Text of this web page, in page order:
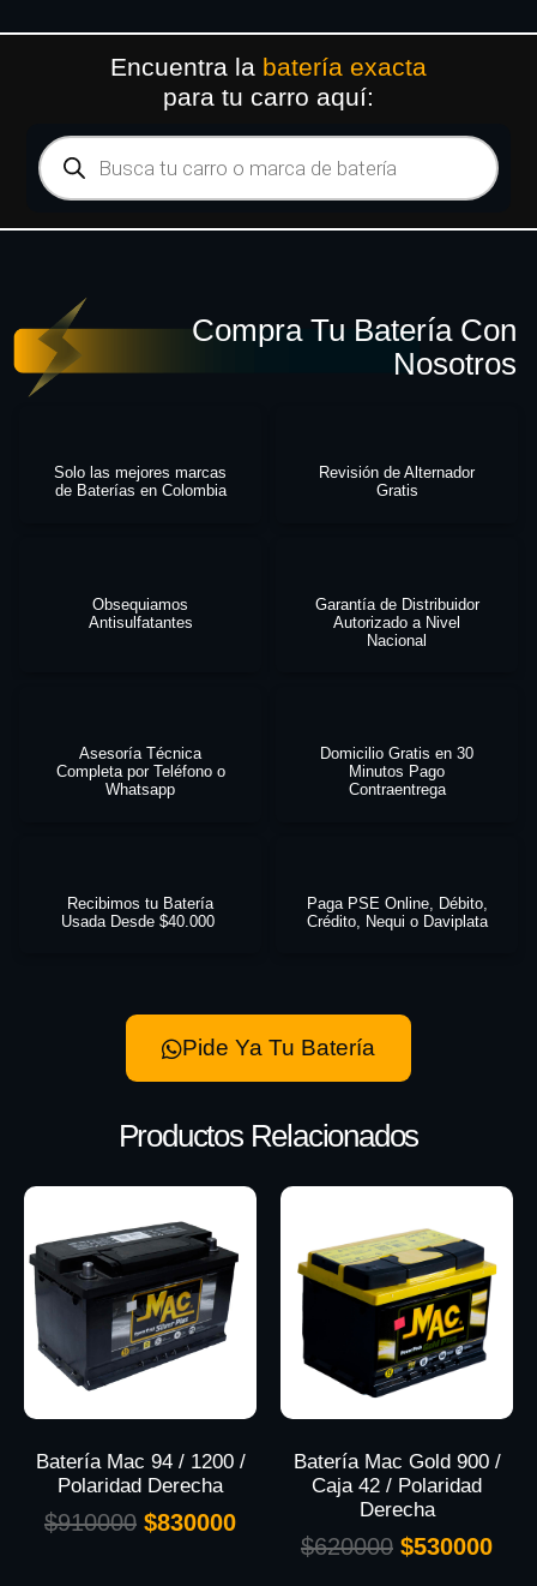
Encuentra la batería exacta
para tu carro aquí:
Compra Tu Batería Con
Nosotros
Solo las mejores marcas
de Baterías en Colombia
Revisión de Alternador
Gratis
Obsequiamos
Antisulfatantes
Garantía de Distribuidor
Autorizado a Nivel
Nacional
Asesoría Técnica
Completa por Teléfono o
Whatsapp
Domicilio Gratis en 30
Minutos Pago
Contraentrega
Recibimos tu Batería
Usada Desde $40.000
Paga PSE Online, Débito,
Crédito, Nequi o Daviplata
Pide Ya Tu Batería
Productos Relacionados
Batería Mac 94 / 1200 /
Polaridad Derecha
$910000 $830000
Batería Mac Gold 900 /
Caja 42 / Polaridad
Derecha
$620000 $530000